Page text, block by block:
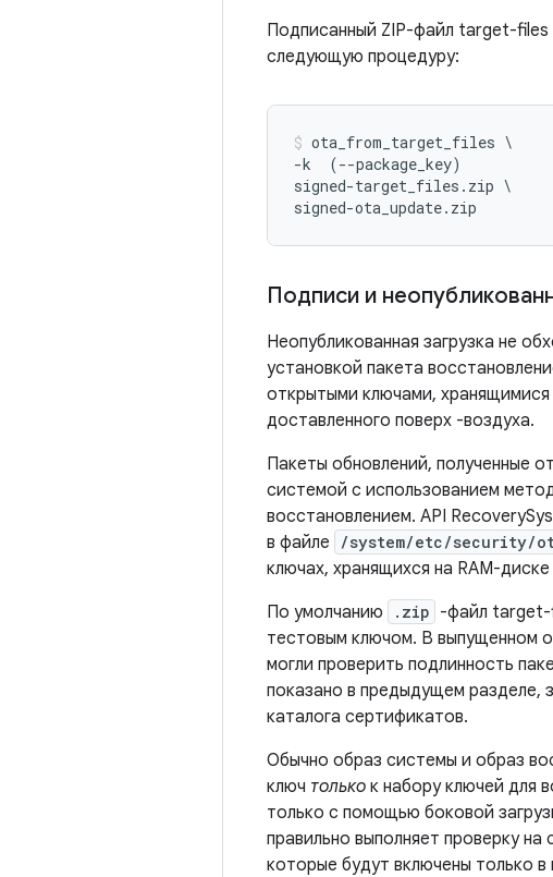
Подписанный ZIP-файл target-files
следующую процедуру:
ota_from_target_files \
-k  (--package_key)
signed-target_files.zip \
signed-ota_update.zip
Подписи и
Неопубликованная загрузка не
установкой пакета
открытыми ключами, хранящимися
доставленного поверх -воздуха.
Пакеты обновлений, полученные
системой с использованием
восстановлением. API
в файле
/system/etc/security/
ключах, хранящихся на RAM-
По умолчанию
.zip -файл target-
тестовым ключом. В выпущенном
могли проверить подлинность
показано в предыдущем разделе,
каталога сертификатов.
Обычно образ системы и образ
ключ только к набору ключей для
только с помощью боковой
правильно выполняет проверку
которые будут включены только в